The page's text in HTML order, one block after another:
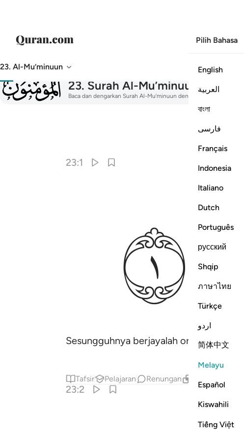
Pilih Bahasa
English
العربية
বাংলা
فارسی
Français
Indonesia
Italiano
Dutch
Português
русский
Shqip
ภาษาไทย
Türkçe
اردو
简体中文
Melayu
Español
Kiswahili
Tiếng Việt
23. Al-Mu’minuun
23. Surah Al-Mu’minuun Orang-
Baca dan dengarkan Surah Al-Mu’minuun dengan terjemahan,
23:1
ﱄ
Sesungguhnya berjayalah orang-orang
Tafsir Pelajaran Renungan
23:2